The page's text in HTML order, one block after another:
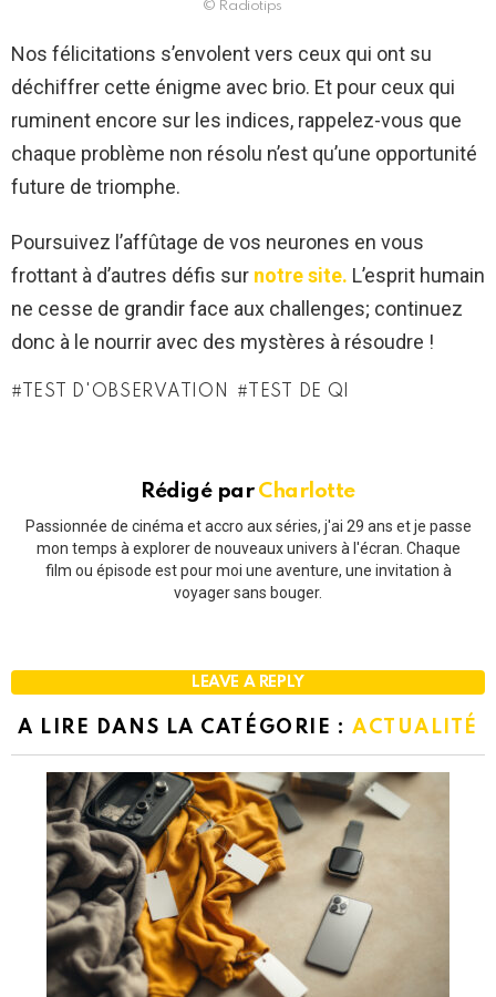
© Radiotips
Nos félicitations s’envolent vers ceux qui ont su
déchiffrer cette énigme avec brio. Et pour ceux qui
ruminent encore sur les indices, rappelez-vous que
chaque problème non résolu n’est qu’une opportunité
future de triomphe.
Poursuivez l’affûtage de vos neurones en vous
frottant à d’autres défis sur notre site. L’esprit humain
ne cesse de grandir face aux challenges; continuez
donc à le nourrir avec des mystères à résoudre !
TEST D'OBSERVATION TEST DE QI
Rédigé par Charlotte
Passionnée de cinéma et accro aux séries, j'ai 29 ans et je passe
mon temps à explorer de nouveaux univers à l'écran. Chaque
film ou épisode est pour moi une aventure, une invitation à
voyager sans bouger.
LEAVE A REPLY
A LIRE DANS LA CATÉGORIE : ACTUALITÉ